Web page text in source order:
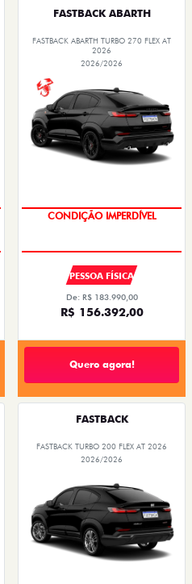
FASTBACK ABARTH
FASTBACK ABARTH TURBO 270 FLEX AT
2026
2026/2026
CONDIÇÃO IMPERDÍVEL
PESSOA FÍSICA
De: R$ 183.990,00
R$ 156.392,00
Quero agora!
FASTBACK
FASTBACK TURBO 200 FLEX AT 2026
2026/2026